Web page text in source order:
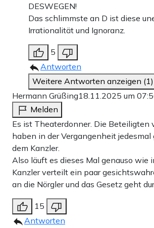
DESWEGEN!
Das schlimmste an D ist diese
Irrationalität und Ignoranz.
5
Antworten
Weitere Antworten anzeigen (1)
Hermann Grüßing18.11.2025 um
Melden
Es ist Theaterdonner. Die Beteiligten
haben in der Vergangenheit jedesmal
dem Kanzler.
Also läuft es dieses Mal genauso wie
Kanzler verteilt ein paar
an die Nörgler und das Gesetz geht
15
Antworten